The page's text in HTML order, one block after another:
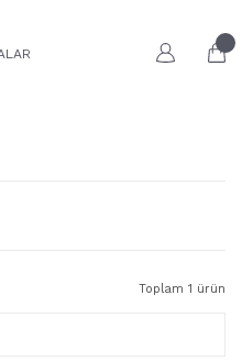
Toplam 1 ürün